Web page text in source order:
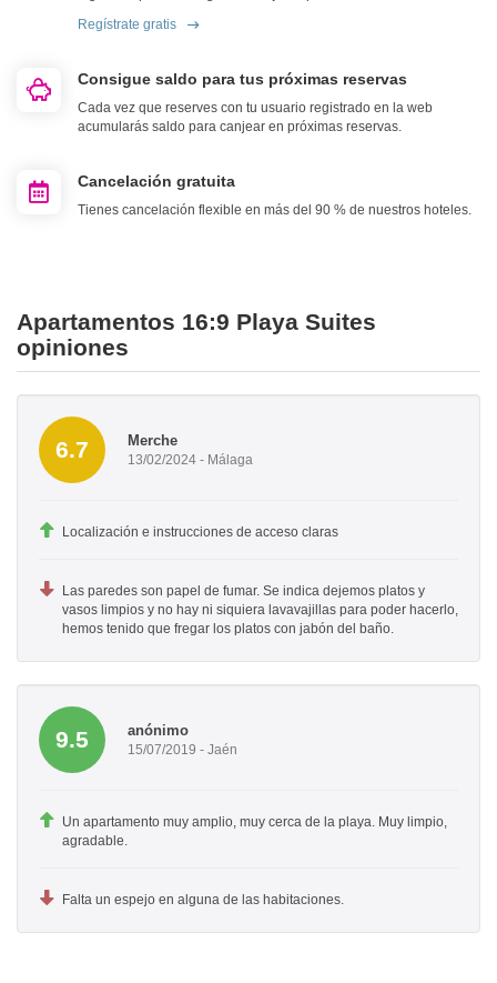
Regístrate gratis
Consigue saldo para tus próximas reservas
Cada vez que reserves con tu usuario registrado en la web
acumularás saldo para canjear en próximas reservas.
Cancelación gratuita
Tienes cancelación flexible en más del 90 % de nuestros hoteles.
Apartamentos 16:9 Playa Suites
opiniones
6.7 Merche
13/02/2024 - Málaga
Localización e instrucciones de acceso claras
Las paredes son papel de fumar. Se indica dejemos platos y
vasos limpios y no hay ni siquiera lavavajillas para poder hacerlo,
hemos tenido que fregar los platos con jabón del baño.
9.5 anónimo
15/07/2019 - Jaén
Un apartamento muy amplio, muy cerca de la playa. Muy limpio,
agradable.
Falta un espejo en alguna de las habitaciones.